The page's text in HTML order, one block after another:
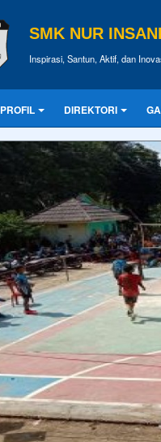
SMK NUR
Inspirasi, Santun, Aktif, dan
PROFIL DIREKTORI